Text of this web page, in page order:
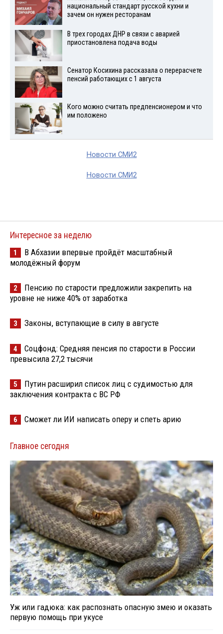
национальный стандарт русской кухни и
зачем он нужен ресторанам
В трех городах ДНР в связи с аварией
приостановлена подача воды
Сенатор Косихина рассказала о перерасчете
пенсий работающих с 1 августа
Кого можно считать предпенсионером и что
им положено
Новости СМИ2
Новости СМИ2
Интересное за неделю
1
В Абхазии впервые пройдёт масштабный
молодёжный форум
2
Пенсию по старости предложили закрепить на
уровне не ниже 40% от заработка
3 Законы, вступающие в силу в августе
4
Соцфонд: Средняя пенсия по старости в России
превысила 27,2 тысячи
5
Путин расширил список лиц с судимостью для
заключения контракта с ВС РФ
6 Сможет ли ИИ написать оперу и спеть арию
Главное сегодня
Уж или гадюка: как распознать опасную змею и оказать
первую помощь при укусе